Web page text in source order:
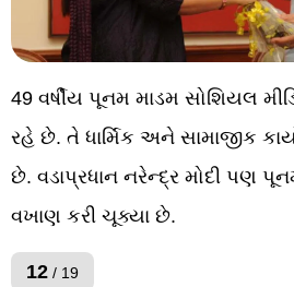
49 વર્ષીય પૂનમ માડમ સોશિયલ
રહે છે. તે ધાર્મિક અને સામાજીક
છે. વડાપ્રધાન નરેન્દ્ર મોદી પણ
વખાણ કરી ચૂક્યા છે.
12 / 19